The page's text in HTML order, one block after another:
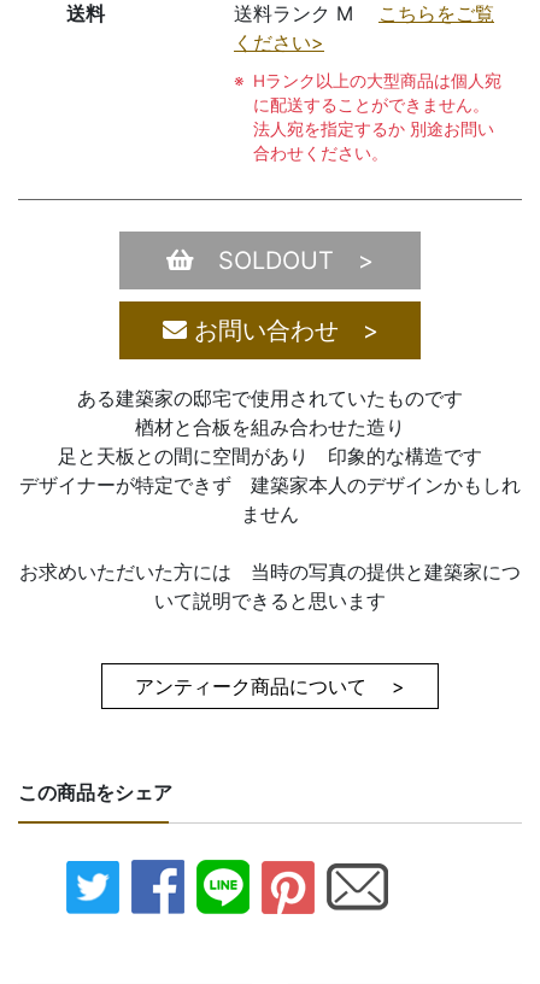
送料 送料ランク M こちらをご覧
ください>
Hランク以上の大型商品は個人宛
に配送することができません。
法人宛を指定するか 別途お問い
合わせください。
SOLDOUT >
お問い合わせ >
ある建築家の邸宅で使用されていたものです
楢材と合板を組み合わせた造り
足と天板との間に空間があり 印象的な構造です
デザイナーが特定できず 建築家本人のデザインかもしれ
ません
お求めいただいた方には 当時の写真の提供と建築家につ
いて説明できると思います
アンティーク商品について >
この商品をシェア